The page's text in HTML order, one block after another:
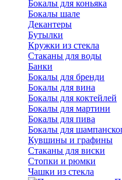
Бокалы для коньяка
Бокалы шале
Декантеры
Бутылки
Кружки из стекла
Стаканы для воды
Банки
Бокалы для бренди
Бокалы для вина
Бокалы для коктейлей
Бокалы для мартини
Бокалы для пива
Бокалы для
Кувшины и графины
Стаканы для виски
Стопки и рюмки
Чашки из стекла